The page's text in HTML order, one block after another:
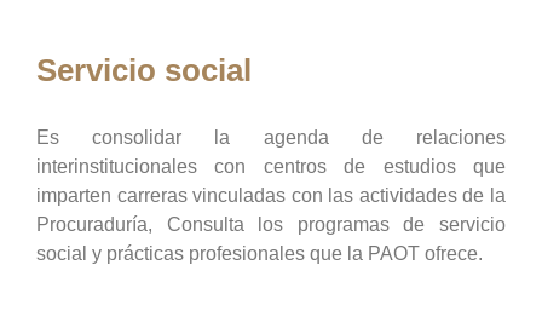
Servicio social
Es consolidar la agenda de relaciones
interinstitucionales con centros de estudios que
imparten carreras vinculadas con las actividades de la
Procuraduría, Consulta los programas de servicio
social y prácticas profesionales que la PAOT ofrece.